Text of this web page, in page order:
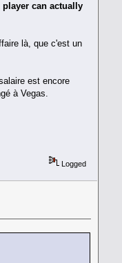
can actually
là, que c'est un
est encore
à Vegas.
Logged